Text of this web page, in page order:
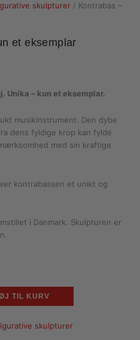
skulpturer / Kontrabas –
et eksemplar
Unika – kun et eksemplar.
musikinstrument. Den dybe
dens fyldige krop kan fylde
med sin kraftige
kontrabassen et unikt og
i Danmark. Skulpturen er
TIL KURV
skulpturer